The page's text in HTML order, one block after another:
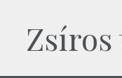
Zsíros